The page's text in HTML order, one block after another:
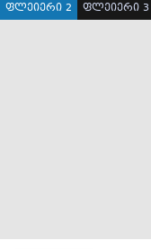
ფლეიერი 2 ფლეიერი 3